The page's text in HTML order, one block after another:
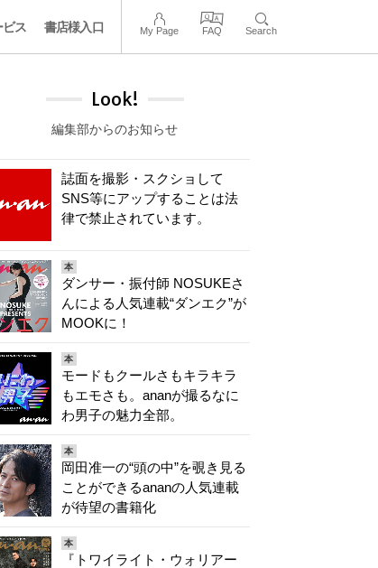
ス 書店様入口 My Page FAQ Search
Look!
編集部からのお知らせ
誌面を撮影・スクショして
SNS等にアップすることは法
律で禁止されています。
本
ダンサー・振付師 NOSUKEさ
んによる人気連載“ダンエク”が
MOOKに！
本
モードもクールさもキラキラ
もエモさも。ananが撮るなに
わ男子の魅力全部。
本
岡田准一の“頭の中”を覗き見る
ことができるananの人気連載
が待望の書籍化
本
『トワイライト・ウォリアー